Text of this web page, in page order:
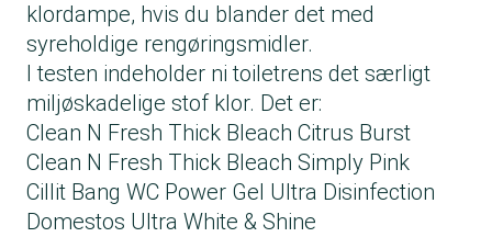
klordampe, hvis du blander det med
syreholdige rengøringsmidler.
I testen indeholder ni toiletrens det særligt
miljøskadelige stof klor. Det er:
Clean N Fresh Thick Bleach Citrus Burst
Clean N Fresh Thick Bleach Simply Pink
Cillit Bang WC Power Gel Ultra Disinfection
Domestos Ultra White & Shine